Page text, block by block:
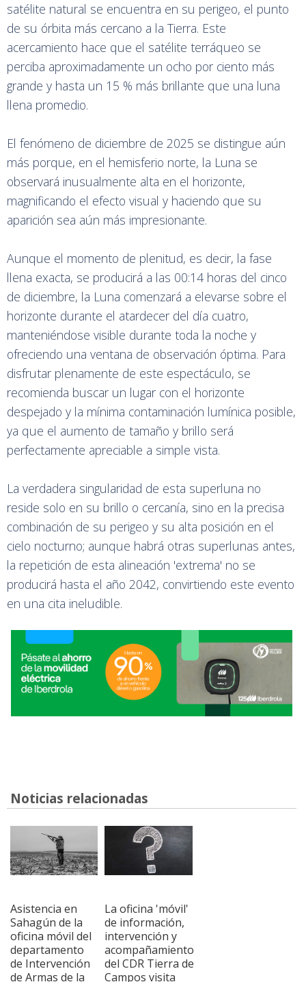
satélite natural se encuentra en su perigeo, el punto
de su órbita más cercano a la Tierra. Este
acercamiento hace que el satélite terráqueo se
perciba aproximadamente un ocho por ciento más
grande y hasta un 15 % más brillante que una luna
llena promedio.
El fenómeno de diciembre de 2025 se distingue aún
más porque, en el hemisferio norte, la Luna se
observará inusualmente alta en el horizonte,
magnificando el efecto visual y haciendo que su
aparición sea aún más impresionante.
Aunque el momento de plenitud, es decir, la fase
llena exacta, se producirá a las 00:14 horas del cinco
de diciembre, la Luna comenzará a elevarse sobre el
horizonte durante el atardecer del día cuatro,
manteniéndose visible durante toda la noche y
ofreciendo una ventana de observación óptima. Para
disfrutar plenamente de este espectáculo, se
recomienda buscar un lugar con el horizonte
despejado y la mínima contaminación lumínica posible,
ya que el aumento de tamaño y brillo será
perfectamente apreciable a simple vista.
La verdadera singularidad de esta superluna no
reside solo en su brillo o cercanía, sino en la precisa
combinación de su perigeo y su alta posición en el
cielo nocturno; aunque habrá otras superlunas antes,
la repetición de esta alineación 'extrema' no se
producirá hasta el año 2042, convirtiendo este evento
en una cita ineludible.
Noticias relacionadas
Asistencia en
Sahagún de la
oficina móvil del
departamento
de Intervención
de Armas de la
La oficina 'móvil'
de información,
intervención y
acompañamiento
del CDR Tierra de
Campos visita